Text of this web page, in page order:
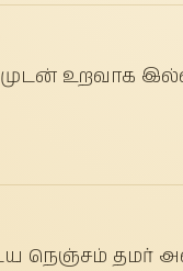
உறவாக
நெஞ்சம் தமர்